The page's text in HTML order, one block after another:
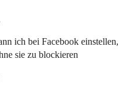
ich bei Facebook
sie zu blockieren